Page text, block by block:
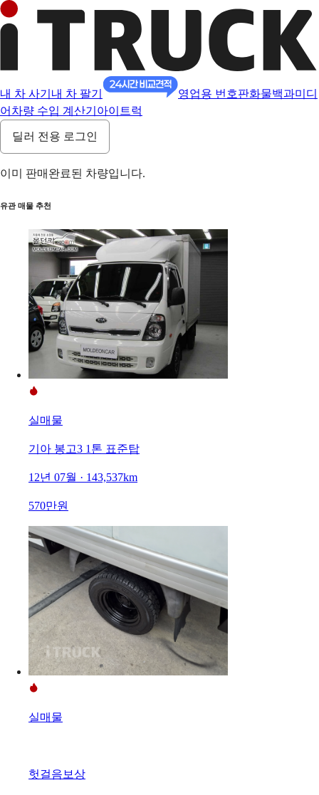
내 차 사기 내 차 팔기 영업용 번호판화물백과미디
어 차량 수입 계산기 아이트럭
딜러 전용 로그인
이미 판매완료된 차량입니다.
유관 매물 추천
실매물
기아 봉고3 1톤 표준탑
12년 07월 · 143,537km
570만원
실매물
헛걸음보상